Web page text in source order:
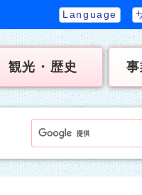
Language
観光・歴史